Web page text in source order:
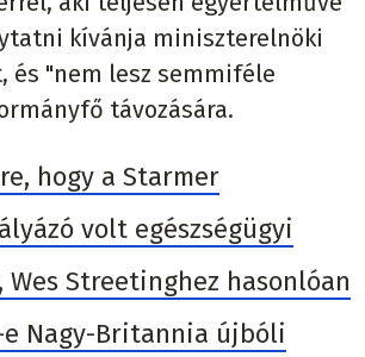
kívánja miniszterelnöki
és "nem lesz semmiféle
távozására.
hogy a Starmer
volt egészségügyi
Streetinghez hasonlóan
Nagy-Britannia újbóli